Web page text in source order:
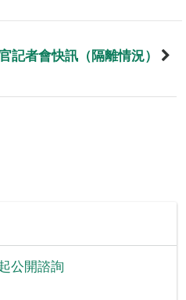
記者會快訊（隔離情況）
公開諮詢